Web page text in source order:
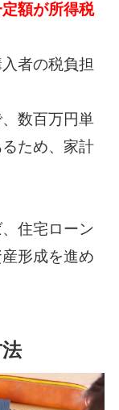
額が所得税
者の税負担
数百万円単
ため、 家計
住宅ローン
形成を進め